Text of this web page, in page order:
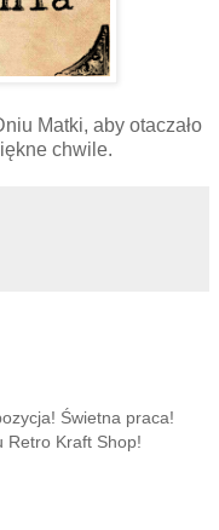
Matki, aby otaczało
chwile.
Świetna praca!
Retro Kraft Shop!